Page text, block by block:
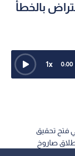
بالخطأ
0:00
1x
فتح تحقيق
صاروخ